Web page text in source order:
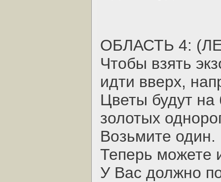
ОБЛАСТЬ 4:
Чтобы взять
идти вверх,
Цветы будут на
золотых
Возьмите один.
Теперь можете
У Вас должно